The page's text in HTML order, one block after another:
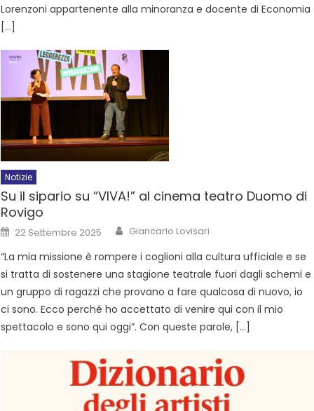
Lorenzoni appartenente alla minoranza e docente di Economia
[…]
Notizie
Su il sipario su “VIVA!” al cinema teatro Duomo di
Rovigo
22 Settembre 2025 Giancarlo Lovisari
“La mia missione è rompere i coglioni alla cultura ufficiale e se
si tratta di sostenere una stagione teatrale fuori dagli schemi e
un gruppo di ragazzi che provano a fare qualcosa di nuovo, io
ci sono. Ecco perché ho accettato di venire qui con il mio
spettacolo e sono qui oggi”. Con queste parole, […]